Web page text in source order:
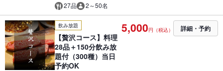
27品 2～50名
飲み放題
【贅沢コース】料理
28品＋150分飲み放
題付（300種）当日
予約OK
5,000円（税込） 詳細・予約